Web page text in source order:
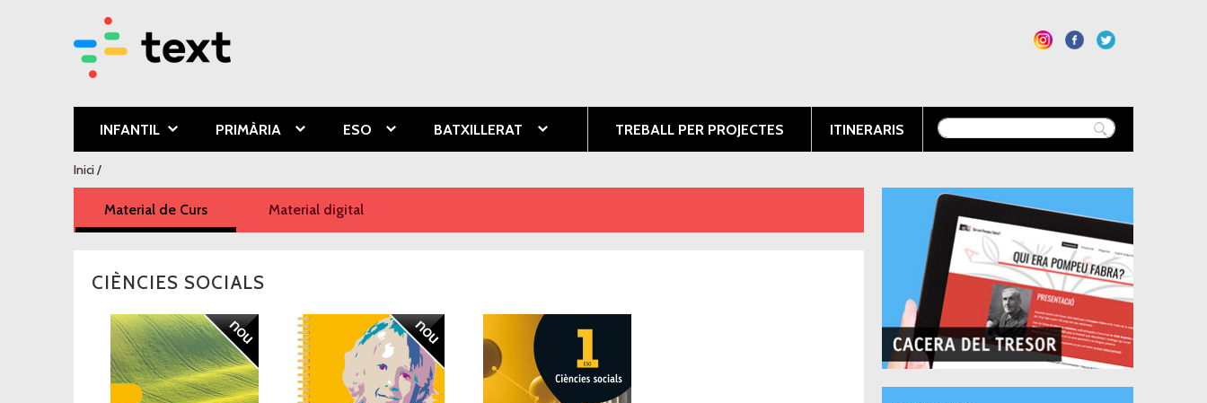
INFANTIL PRIMÀRIA ESO BATXILLERAT TREBALL PER PROJECTES ITINERARIS
Esteu aquí
Inici/
Material de Curs (pestanya activa)Material digital
CIÈNCIES SOCIALS